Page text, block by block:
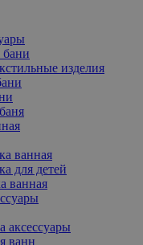
бани
изделия
ванная
для детей
ванная
аксессуары
ванн